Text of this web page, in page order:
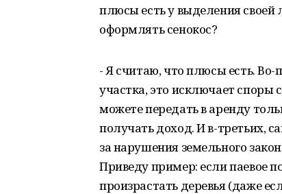
плюсы есть у выделения своей
оформлять сенокос?
- Я считаю, что плюсы есть. Во-
участка, это исключает споры
можете передать в аренду
получать доход. И в-третьих,
за нарушения земельного
Приведу пример: если паевое
произрастать деревья (даже